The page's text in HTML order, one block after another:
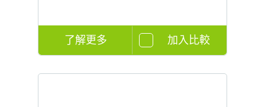
了解更多 加入比較